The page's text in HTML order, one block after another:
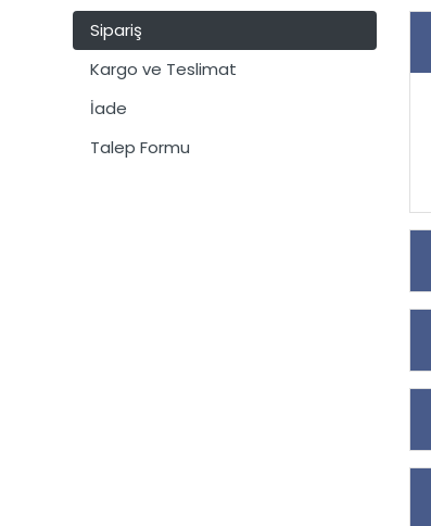
Sipariş
Kargo ve Teslimat
İade
Talep Formu